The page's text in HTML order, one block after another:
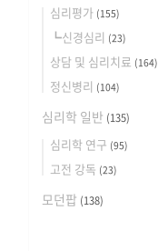
심리평가 (155)
┗신경심리 (23)
상담 및 심리치료 (164)
정신병리 (104)
심리학 일반 (135)
심리학 연구 (95)
고전 강독 (23)
모던팝 (138)